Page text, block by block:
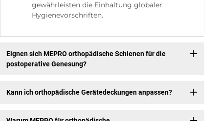
gewährleisten die Einhaltung globaler
Hygienevorschriften.
Eignen sich MEPRO orthopädische Schienen für die
postoperative Genesung?
Kann ich orthopädische Gerätedeckungen anpassen?